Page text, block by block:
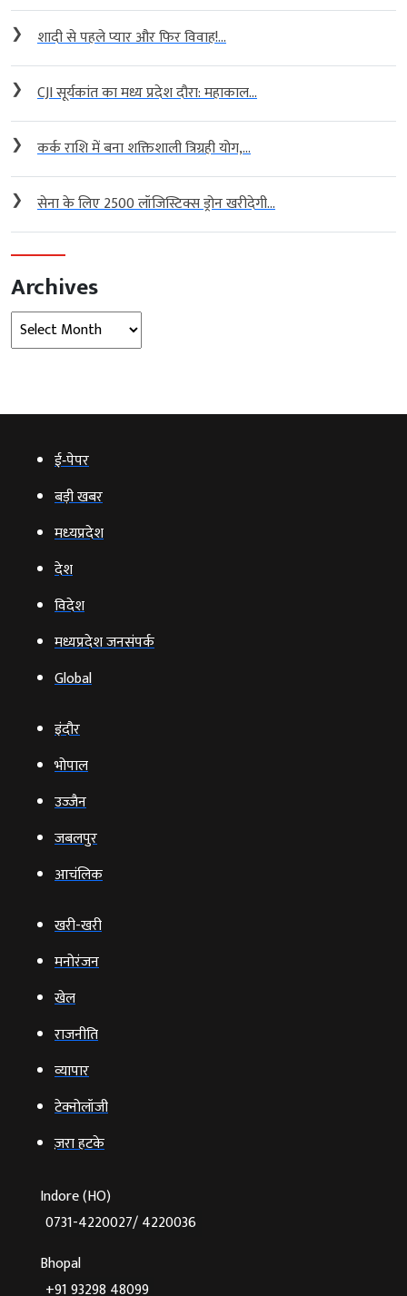
❯ शादी से पहले प्यार और फिर विवाह!...
❯ CJI सूर्यकांत का मध्य प्रदेश दौरा: महाकाल...
❯ कर्क राशि में बना शक्तिशाली त्रिग्रही योग,...
❯ सेना के लिए 2500 लॉजिस्टिक्स ड्रोन खरीदेगी...
Archives
Archives
ई‑पेपर
बड़ी खबर
मध्‍यप्रदेश
देश
विदेश
मध्यप्रदेश जनसंपर्क
Global
इंदौर
भोपाल
उज्‍जैन
जबलपुर
आचंलिक
खरी-खरी
मनोरंजन
खेल
राजनीति
व्‍यापार
टेक्‍नोलॉजी
ज़रा हटके
Indore (HO)
0731-4220027/ 4220036
Bhopal
+91 93298 48099